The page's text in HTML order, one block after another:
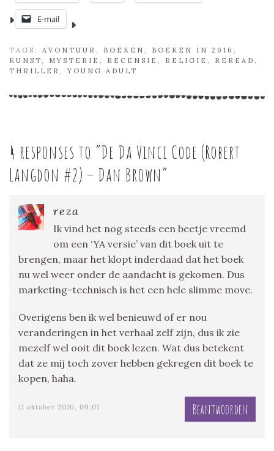
E-mail
TAGS: AVONTUUR , BOEKEN , BOEKEN IN 2016 ,
KUNST, MYSTERIE , RECENSIE , RELIGIE , REREAD ,
THRILLER ,YOUNG ADULT
4 responses to “De Da Vinci Code (Robert
Langdon #2) – Dan Brown”
reza
Ik vind het nog steeds een beetje vreemd
om een ‘YA versie’ van dit boek uit te
brengen, maar het klopt inderdaad dat het boek
nu wel weer onder de aandacht is gekomen. Dus
marketing-technisch is het een hele slimme move.
Overigens ben ik wel benieuwd of er nou
veranderingen in het verhaal zelf zijn, dus ik zie
mezelf wel ooit dit boek lezen. Wat dus betekent
dat ze mij toch zover hebben gekregen dit boek te
kopen, haha.
11 oktober 2016, 09:01 Beantwoorden